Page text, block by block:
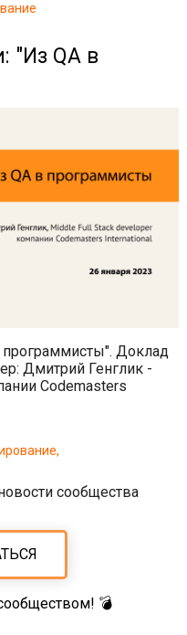
"Из QA в
программисты". Доклад
Дмитрий Генглик -
Codemasters
сообщества
💣